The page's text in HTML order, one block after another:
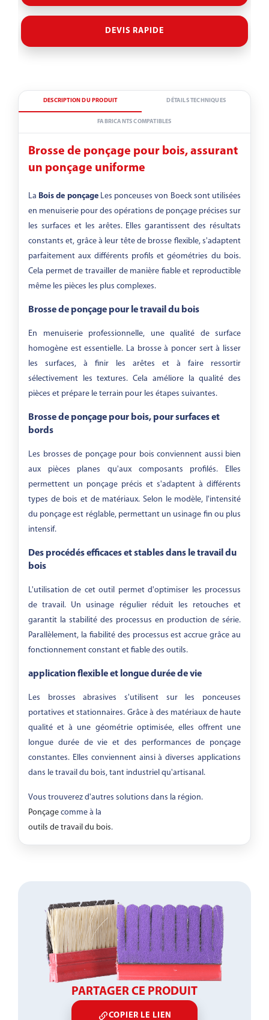
A-refendage
A-grain abrasif
-
DEVIS RAPIDE
DESCRIPTION DU PRODUIT DÉTAILS TECHNIQUES
FABRICANTS COMPATIBLES
Brosse de ponçage pour bois, assurant
un ponçage uniforme
La Bois de ponçageLes ponceuses von Boeck sont utilisées
en menuiserie pour des opérations de ponçage précises sur
les surfaces et les arêtes. Elles garantissent des résultats
constants et, grâce à leur tête de brosse flexible, s'adaptent
parfaitement aux différents profils et géométries du bois.
Cela permet de travailler de manière fiable et reproductible
même les pièces les plus complexes.
Brosse de ponçage pour le travail du bois
En menuiserie professionnelle, une qualité de surface
homogène est essentielle. La brosse à poncer sert à lisser
les surfaces, à finir les arêtes et à faire ressortir
sélectivement les textures. Cela améliore la qualité des
pièces et prépare le terrain pour les étapes suivantes.
Brosse de ponçage pour bois, pour surfaces et
bords
Les brosses de ponçage pour bois conviennent aussi bien
aux pièces planes qu'aux composants profilés. Elles
permettent un ponçage précis et s'adaptent à différents
types de bois et de matériaux. Selon le modèle, l'intensité
du ponçage est réglable, permettant un usinage fin ou plus
intensif.
Des procédés efficaces et stables dans le travail du
bois
L'utilisation de cet outil permet d'optimiser les processus
de travail. Un usinage régulier réduit les retouches et
garantit la stabilité des processus en production de série.
Parallèlement, la fiabilité des processus est accrue grâce au
fonctionnement constant et fiable des outils.
application flexible et longue durée de vie
Les brosses abrasives s'utilisent sur les ponceuses
portatives et stationnaires. Grâce à des matériaux de haute
qualité et à une géométrie optimisée, elles offrent une
longue durée de vie et des performances de ponçage
constantes. Elles conviennent ainsi à diverses applications
dans le travail du bois, tant industriel qu'artisanal.
Vous trouverez d'autres solutions dans la région.
Ponçage comme à la
outils de travail du bois.
PARTAGER CE PRODUIT
COPIER LE LIEN